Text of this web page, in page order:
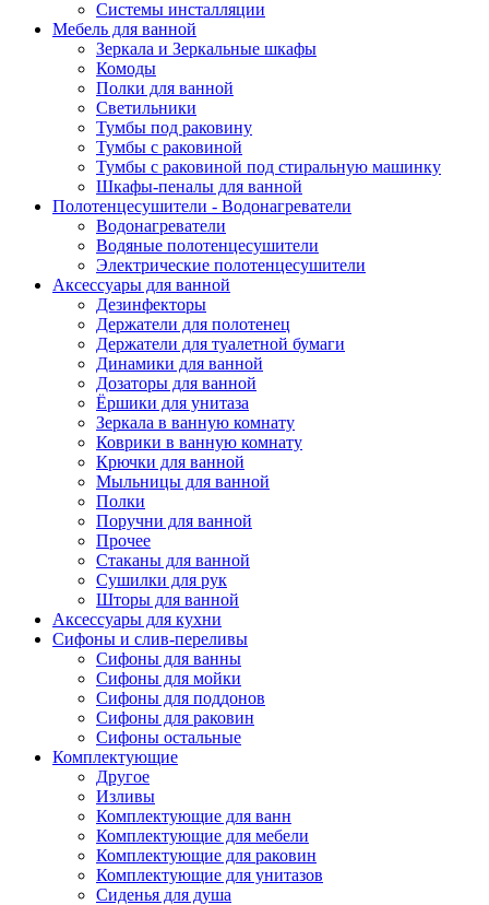
Системы инсталляции
Мебель для ванной
Зеркала и Зеркальные шкафы
Комоды
Полки для ванной
Светильники
Тумбы под раковину
Тумбы с раковиной
Тумбы с раковиной под стиральную машинку
Шкафы-пеналы для ванной
Полотенцесушители - Водонагреватели
Водонагреватели
Водяные полотенцесушители
Электрические полотенцесушители
Аксессуары для ванной
Дезинфекторы
Держатели для полотенец
Держатели для туалетной бумаги
Динамики для ванной
Дозаторы для ванной
Ёршики для унитаза
Зеркала в ванную комнату
Коврики в ванную комнату
Крючки для ванной
Мыльницы для ванной
Полки
Поручни для ванной
Прочее
Стаканы для ванной
Сушилки для рук
Шторы для ванной
Аксессуары для кухни
Сифоны и слив-переливы
Сифоны для ванны
Сифоны для мойки
Сифоны для поддонов
Сифоны для раковин
Сифоны остальные
Комплектующие
Другое
Изливы
Комплектующие для ванн
Комплектующие для мебели
Комплектующие для раковин
Комплектующие для унитазов
Сиденья для душа